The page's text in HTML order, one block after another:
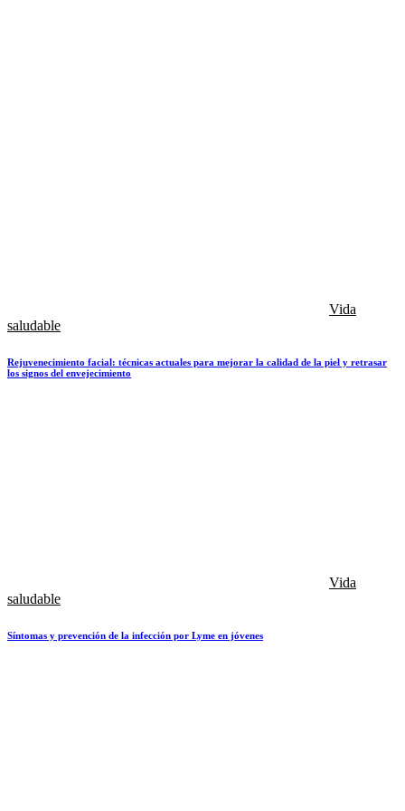
Vida
saludable
Rejuvenecimiento facial: técnicas actuales para mejorar la calidad de la piel y retrasar
los signos del envejecimiento
Vida
saludable
Síntomas y prevención de la infección por Lyme en jóvenes